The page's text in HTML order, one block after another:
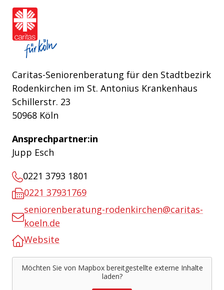
Caritasverband für die Stadt Köln e.V.
Caritas-Seniorenberatung für den Stadtbezirk
Rodenkirchen im St. Antonius Krankenhaus
Schillerstr. 23
50968 Köln
Ansprechpartner:in
Jupp Esch
0221 3793 1801
0221 37931769
seniorenberatung-rodenkirchen@caritas-
koeln.de
Website
Möchten Sie von Mapboxbereitgestellte externe Inhalte
laden?